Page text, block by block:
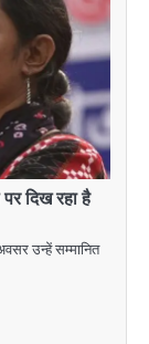
दिख रहा है
उन्हें सम्मानित